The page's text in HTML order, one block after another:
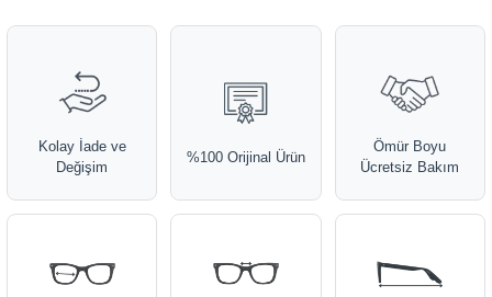
Kolay İade ve
Değişim
%100 Orijinal Ürün
Ömür Boyu
Ücretsiz Bakım